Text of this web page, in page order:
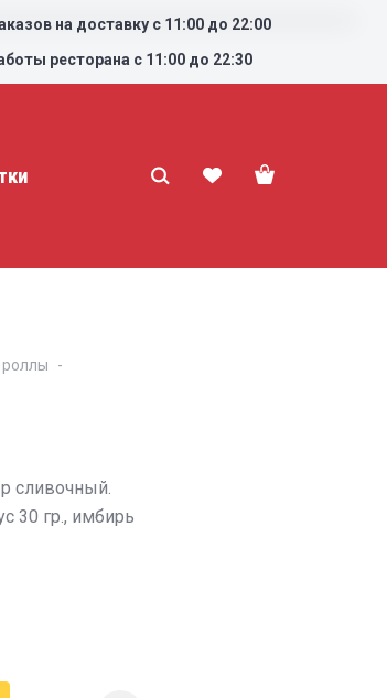
на доставку с 11:00 до 22:00
ресторана с 11:00 до 22:30
сливочный.
30 гр., имбирь